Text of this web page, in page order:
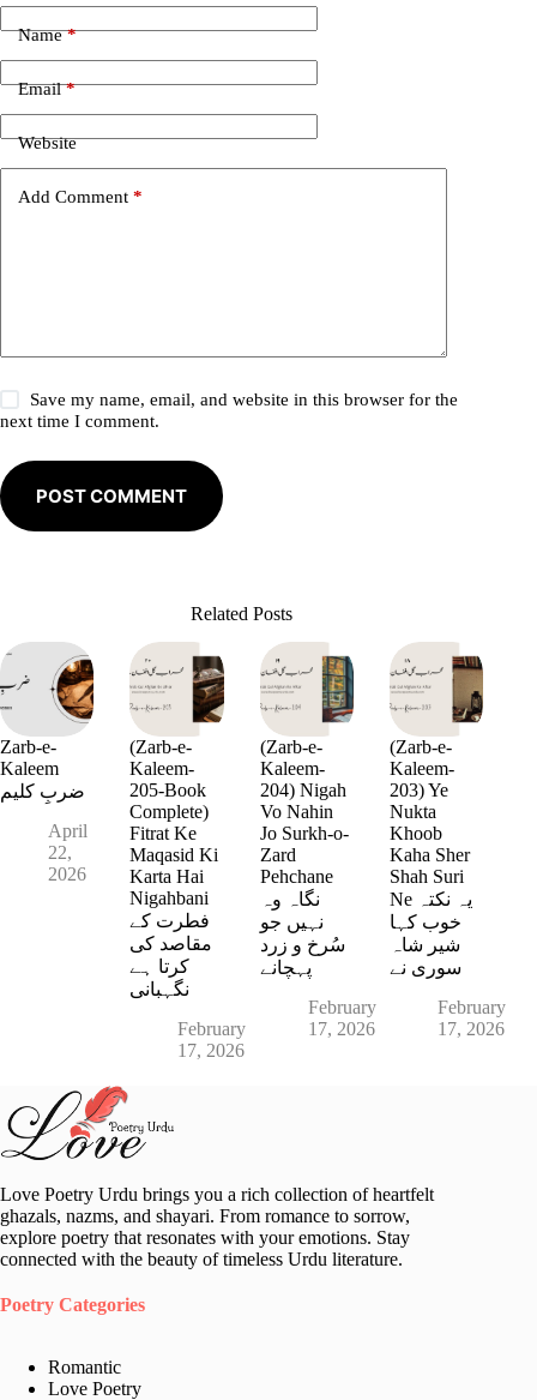
Name*
Email*
Website
Add Comment *
Save my name, email, and website in this browser for the
next time I comment.
POST COMMENT
t
e
t
i
Related Posts
Zarb-e-
Kaleem
ضربِ کلیم
April
22,
2026
(Zarb-e-
Kaleem-
205-Book
Complete)
Fitrat Ke
Maqasid Ki
Karta Hai
Nigahbani
فطرت کے
مقاصد کی
کرتا ہے
نگہبانی
February
17, 2026
(Zarb-e-
Kaleem-
204) Nigah
Vo Nahin
Jo Surkh-o-
Zard
Pehchane
نگاہ وہ
نہیں جو
سُرخ و زرد
پہچانے
February
17, 2026
(Zarb-e-
Kaleem-
203) Ye
Nukta
Khoob
Kaha Sher
Shah Suri
Ne یہ نکتہ
خوب کہا
شیر شاہ
سوری نے
February
17, 2026
Love Poetry Urdu brings you a rich collection of heartfelt
ghazals, nazms, and shayari. From romance to sorrow,
explore poetry that resonates with your emotions. Stay
connected with the beauty of timeless Urdu literature.
Poetry Categories
Romantic
Love Poetry